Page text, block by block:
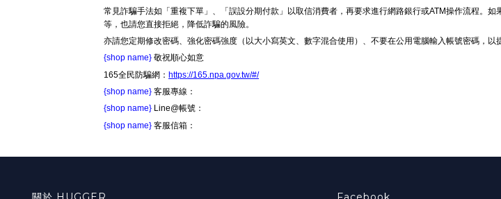
常見詐騙手法如「重複下單」、「誤設分期付款」以取信消費者，再要求進行網路銀行或ATM操作流程。
等，也請您直接拒絕，降低詐騙的風險。
亦請您定期修改密碼、強化密碼強度（以大小寫英文、數字混合使用）、不要在公用電腦輸入帳號密碼，以
{shop name} 敬祝順心如意
165全民防騙網： https://165.npa.gov.tw/#/
{shop name} 客服專線：
{shop name} Line@帳號：
{shop name} 客服信箱：